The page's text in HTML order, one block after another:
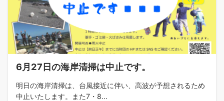
6月27日の海岸清掃は中止です。
明日の海岸清掃は、台風接近に伴い、高波が予想されるため
中止いたします。また7・8...